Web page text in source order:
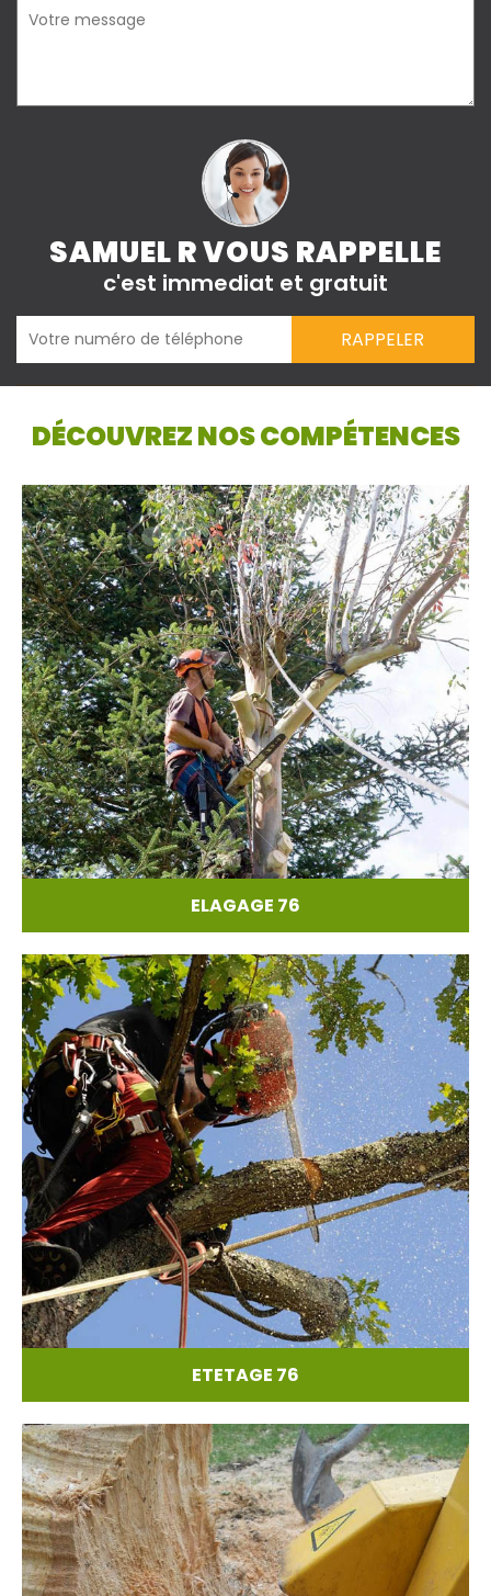
SAMUEL R VOUS RAPPELLE
c'est immediat et gratuit
DÉCOUVREZ NOS COMPÉTENCES
ELAGAGE 76
ETETAGE 76